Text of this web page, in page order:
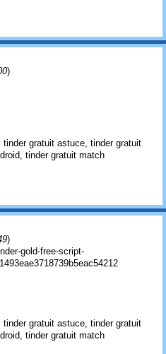
)
gratuit astuce, tinder gratuit
tinder gratuit match
)
gold-free-script-
gratuit astuce, tinder gratuit
tinder gratuit match